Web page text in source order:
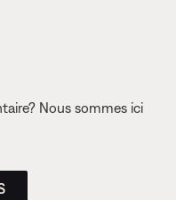
Nous sommes ici